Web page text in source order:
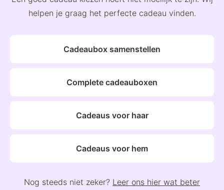
helpen je graag het perfecte cadeau vinden.
Cadeaubox samenstellen
Complete cadeauboxen
Cadeaus voor haar
Cadeaus voor hem
Nog steeds niet zeker? Leer ons hier wat beter